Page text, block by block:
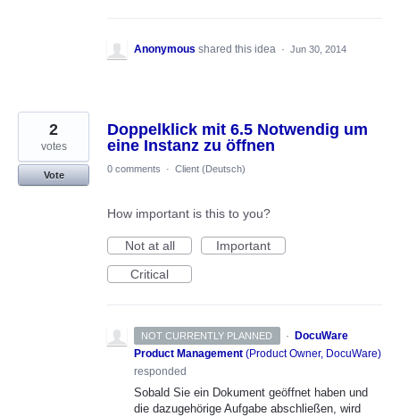
Anonymous shared this idea · Jun 30, 2014
Doppelklick mit 6.5 Notwendig um
eine Instanz zu öffnen
2
votes
Vote
0 comments · Client (Deutsch)
How important is this to you?
Not at all
Important
Critical
NOT CURRENTLY PLANNED ·
DocuWare
Product Management (Product Owner, DocuWare)
responded
Sobald Sie ein Dokument geöffnet haben und
die dazugehörige Aufgabe abschließen, wird